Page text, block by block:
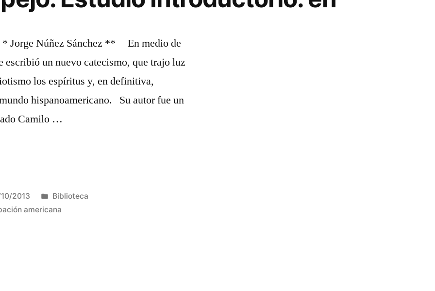
* Jorge Núñez Sánchez ** En medio de
escribió un nuevo catecismo, que trajo luz
los espíritus y, en definitiva,
hispanoamericano. Su autor fue un
Camilo …
2013
Publicado
en
Biblioteca
americana